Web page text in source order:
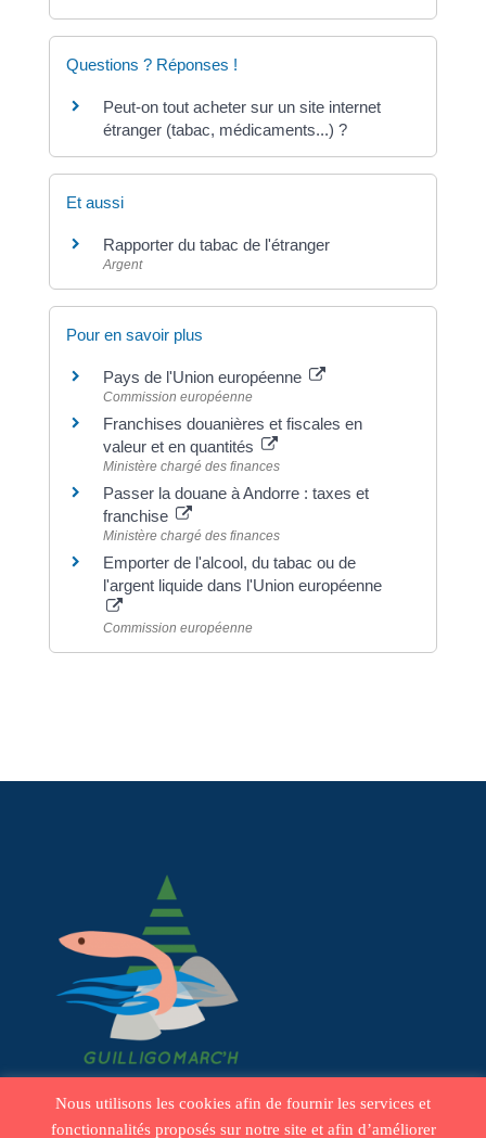
Questions ? Réponses !
Peut-on tout acheter sur un site internet
étranger (tabac, médicaments...) ?
Et aussi
Rapporter du tabac de l'étranger
Argent
Pour en savoir plus
Pays de l'Union européenne
Commission européenne
Franchises douanières et fiscales en
valeur et en quantités
Ministère chargé des finances
Passer la douane à Andorre : taxes et
franchise
Ministère chargé des finances
Emporter de l'alcool, du tabac ou de
l'argent liquide dans l'Union européenne
Commission européenne
Nous utilisons les cookies afin de fournir les services et
fonctionnalités proposés sur notre site et afin d’améliorer